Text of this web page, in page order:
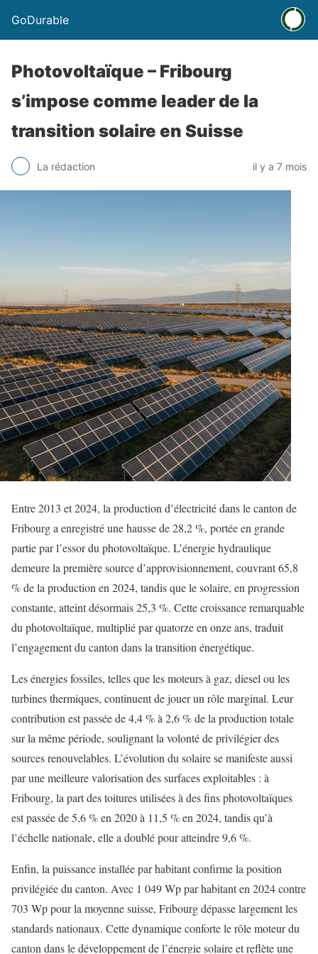
GoDurable
Photovoltaïque – Fribourg
s’impose comme leader de la
transition solaire en Suisse
La rédaction il y a 7 mois
Entre 2013 et 2024, la production d’électricité dans le canton de
Fribourg a enregistré une hausse de 28,2 %, portée en grande
partie par l’essor du photovoltaïque. L’énergie hydraulique
demeure la première source d’approvisionnement, couvrant 65,8
% de la production en 2024, tandis que le solaire, en progression
constante, atteint désormais 25,3 %. Cette croissance remarquable
du photovoltaïque, multiplié par quatorze en onze ans, traduit
l’engagement du canton dans la transition énergétique.
Les énergies fossiles, telles que les moteurs à gaz, diesel ou les
turbines thermiques, continuent de jouer un rôle marginal. Leur
contribution est passée de 4,4 % à 2,6 % de la production totale
sur la même période, soulignant la volonté de privilégier des
sources renouvelables. L’évolution du solaire se manifeste aussi
par une meilleure valorisation des surfaces exploitables : à
Fribourg, la part des toitures utilisées à des fins photovoltaïques
est passée de 5,6 % en 2020 à 11,5 % en 2024, tandis qu’à
l’échelle nationale, elle a doublé pour atteindre 9,6 %.
Enfin, la puissance installée par habitant confirme la position
privilégiée du canton. Avec 1 049 Wp par habitant en 2024 contre
703 Wp pour la moyenne suisse, Fribourg dépasse largement les
standards nationaux. Cette dynamique conforte le rôle moteur du
canton dans le développement de l’énergie solaire et reflète une